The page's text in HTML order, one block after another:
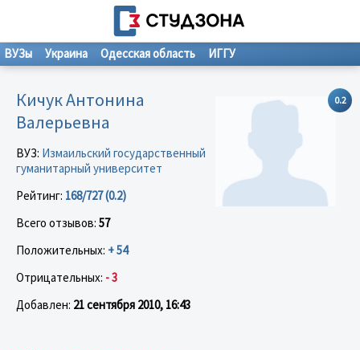
ВУЗы Украина Одесская область ИГГУ
0.2
Кичук Антонина
Валерьевна
ВУЗ: Измаильский государственный
гуманитарный университет
Рейтинг: 168/727 (0.2)
Всего отзывов: 57
Положительных: + 54
Отрицательных: - 3
Добавлен: 21 сентября 2010, 16:43